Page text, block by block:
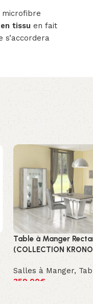
microfibre
tissu en fait
s’accordera
Table à Manger
(COLLECTION
Salles à Manger,
359.00€